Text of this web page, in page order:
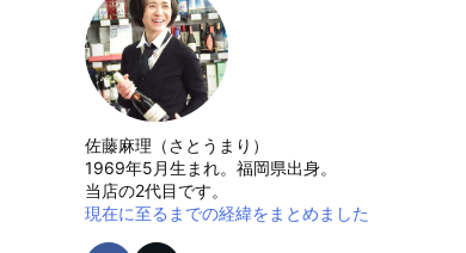
佐藤麻理（さとうまり）
1969年5月生まれ。福岡県出身。
当店の2代目です。
現在に至るまでの経緯をまとめました